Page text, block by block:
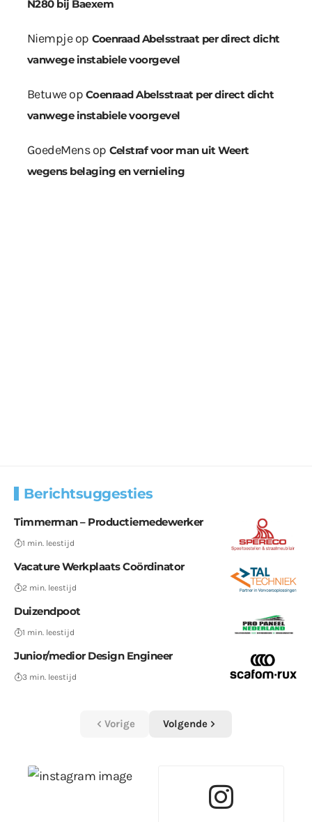
N280 bij Baexem
Niempjeop Coenraad Abelsstraat per direct dicht
vanwege instabiele voorgevel
Betuweop Coenraad Abelsstraat per direct dicht
vanwege instabiele voorgevel
GoedeMensop Celstraf voor man uit Weert
wegens belaging en vernieling
Berichtsuggesties
Timmerman – Productiemedewerker
1 min. leestijd
Vacature Werkplaats Coördinator
2 min. leestijd
Duizendpoot
1 min. leestijd
Junior/medior Design Engineer
3 min. leestijd
Vorige Volgende